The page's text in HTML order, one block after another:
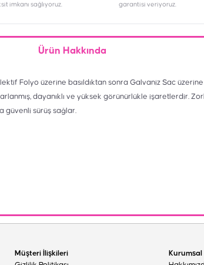
imkanı sağlıyoruz.
garantisi veriyoruz.
Ürün Hakkında
Folyo üzerine basıldıktan sonra Galvaniz Sac üzerine
dayanıklı ve yüksek görünürlükle işaretlerdir.
güvenli sürüş sağlar.
Müşteri İlişkileri
Kurumsal